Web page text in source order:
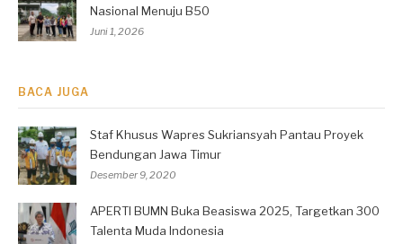
Nasional Menuju B50
Juni 1, 2026
BACA JUGA
Staf Khusus Wapres Sukriansyah Pantau Proyek
Bendungan Jawa Timur
Desember 9, 2020
APERTI BUMN Buka Beasiswa 2025, Targetkan 300
Talenta Muda Indonesia